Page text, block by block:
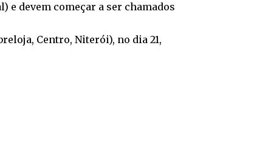
e devem começar a ser chamados
Centro, Niterói), no dia 21,